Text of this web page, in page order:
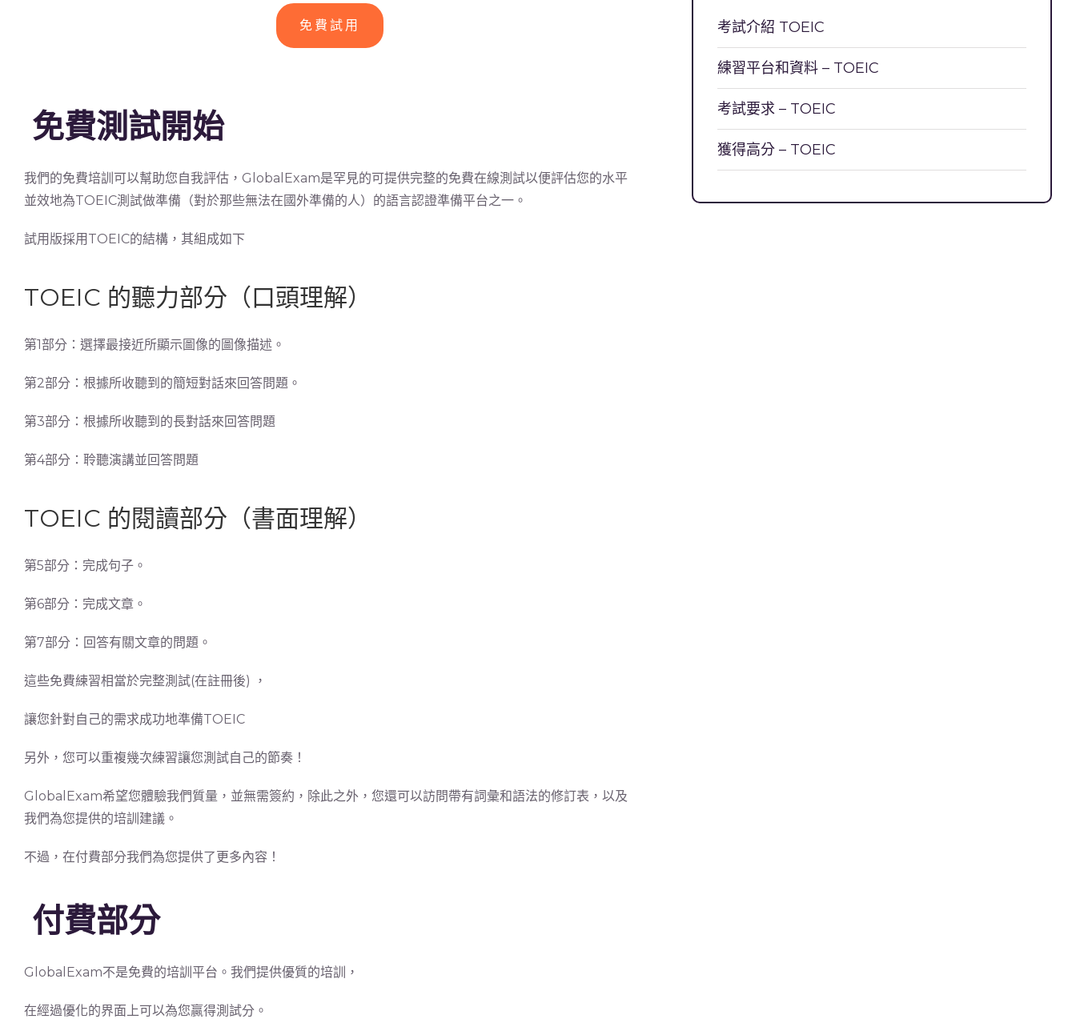
免費試用
免費測試開始
我們的免費培訓可以幫助您自我評估，GlobalExam是罕見的可提供完整的免費在線測試以便評估您的水平
並效地為TOEIC測試做準備（對於那些無法在國外準備的人）的語言認證準備平台之一。
試用版採用TOEIC的結構，其組成如下
TOEIC 的聽力部分（口頭理解）
第1部分：選擇最接近所顯示圖像的圖像描述。
第2部分：根據所收聽到的簡短對話來回答問題。
第3部分：根據所收聽到的長對話來回答問題
第4部分：聆聽演講並回答問題
TOEIC 的閱讀部分（書面理解）
第5部分：完成句子。
第6部分：完成文章。
第7部分：回答有關文章的問題。
這些免費練習相當於完整測試(在註冊後) ，
讓您針對自己的需求成功地準​​備TOEIC
另外，您可以重複幾次練習讓您測試自己的節奏！
GlobalExam希望您體驗我們質量，並無需簽約，除此之外，您還可以訪問帶有詞彙和語法的修訂表，以及
我們為您提供的培訓建議。
不過，在付費部分我們為您提供了更多內容！
付費部分
GlobalExam不是免費的培訓平台。我們提供優質的培訓，
在經過優化的界面上可以為您贏得測試分。
考試介紹 TOEIC
練習平台和資料 – TOEIC
考試要求 – TOEIC
獲得高分 – TOEIC